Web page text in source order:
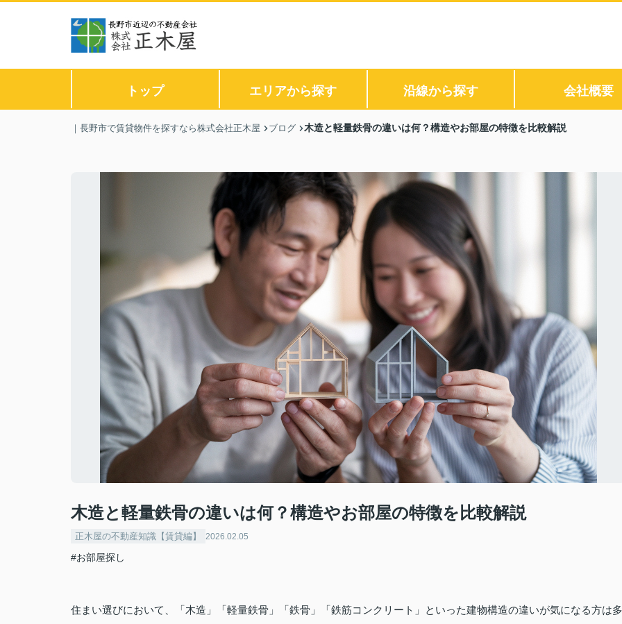
トップ エリアから探す 沿線から探す 会社概要
｜長野市で賃貸物件を探すなら株式会社正木屋 ブログ 木造と軽量鉄骨の違いは何？構造やお部屋の特徴を比較解説
木造と軽量鉄骨の違いは何？構造やお部屋の特徴を比較解説
正木屋の不動産知識【賃貸編】 2026.02.05
#お部屋探し
住まい選びにおいて、「木造」「軽量鉄骨」「鉄骨」「鉄筋コンクリート」といった建物構造の違いが気になる方は多